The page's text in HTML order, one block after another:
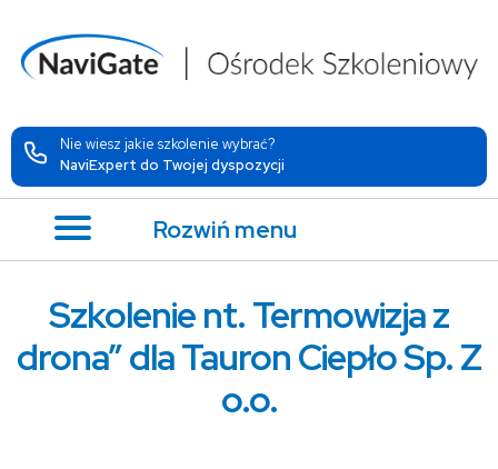
Nie wiesz jakie szkolenie wybrać?
NaviExpert do Twojej dyspozycji
Rozwiń menu
Szkolenie nt. Termowizja z
drona” dla Tauron Ciepło Sp. Z
o.o.